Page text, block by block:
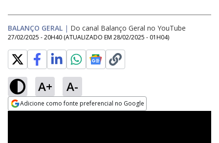
BALANÇO GERAL | Do canal Balanço Geral no YouTube
27/02/2025 - 20H40 (ATUALIZADO EM 28/02/2025 - 01H04)
A+ A-
Adicione como fonte preferencial no Google